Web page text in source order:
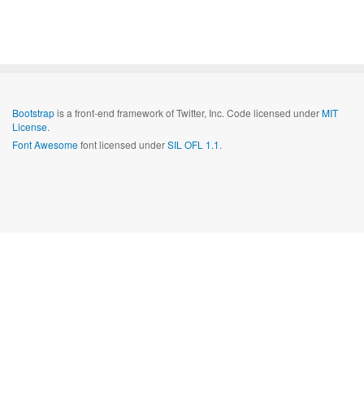
Bootstrapis a front-end framework of Twitter, Inc. Code licensed underMIT
License.
Font Awesomefont licensed underSIL OFL 1.1.